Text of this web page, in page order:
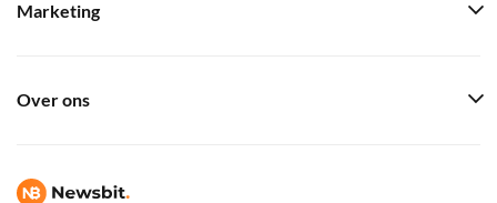
Marketing
Over ons